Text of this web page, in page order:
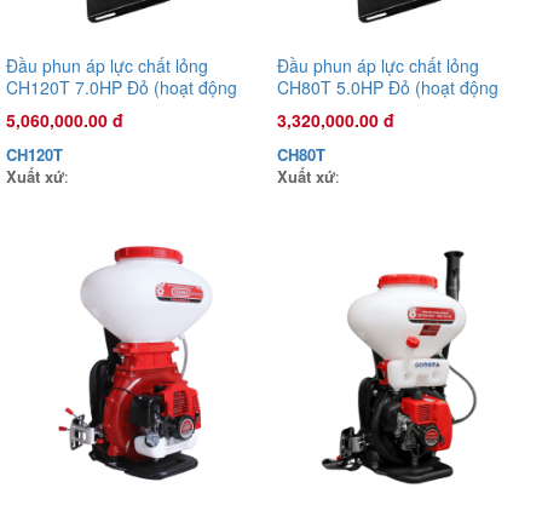
Đầu phun áp lực chất lỏng
CH120T 7.0HP Đỏ (hoạt động
bằng sức kéo động cơ)
5,060,000.00 đ
CH120T
Xuất xứ:
Đầu phun áp lực chất lỏng
CH80T 5.0HP Đỏ (hoạt động
bằng sức kéo động cơ)
3,320,000.00 đ
CH80T
Xuất xứ: